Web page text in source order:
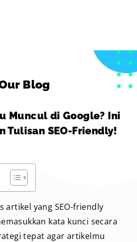
Blog
Muncul di Google? Ini
Tulisan SEO-Friendly!
artikel yang SEO-friendly
kata kunci secara
tepat agar artikelmu